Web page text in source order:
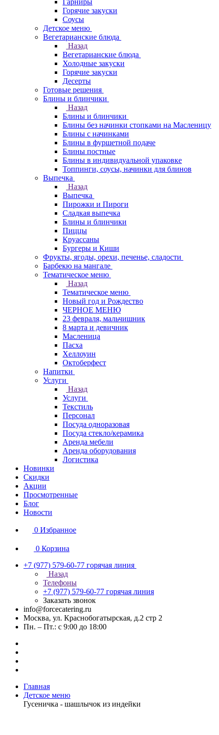
Гарниры
Горячие закуски
Соусы
Детское меню
Вегетарианские блюда
Назад
Вегетарианские блюда
Холодные закуски
Горячие закуски
Десерты
Готовые решения
Блины и блинчики
Назад
Блины и блинчики
Блины без начинки стопками на Масленицу
Блины с начинками
Блины в фуршетной подаче
Блины постные
Блины в индивидуальной упаковке
Топпинги, соусы, начинки для блинов
Выпечка
Назад
Выпечка
Пирожки и Пироги
Сладкая выпечка
Блины и блинчики
Пиццы
Круасcаны
Бургеры и Киши
Фрукты, ягоды, орехи, печенье, сладости
Барбекю на мангале
Тематическое меню
Назад
Тематическое меню
Новый год и Рождество
ЧЕРНОЕ МЕНЮ
23 февраля, мальчишник
8 марта и девичник
Масленица
Пасха
Хеллоуин
Октоберфест
Напитки
Услуги
Назад
Услуги
Текстиль
Персонал
Посуда одноразовая
Посуда стекло/керамика
Аренда мебели
Аренда оборудования
Логистика
Новинки
Скидки
Акции
Просмотренные
Блог
Новости
0 Избранное
0 Корзина
+7 (977) 579-60-77 горячая линия
Назад
Телефоны
+7 (977) 579-60-77 горячая линия
Заказать звонок
info@forcecatering.ru
Москва, ул. Краснобогатырская, д.2 стр 2
Пн. – Пт.: с 9:00 до 18:00
Главная
Детское меню
Гусеничка - шашлычок из индейки